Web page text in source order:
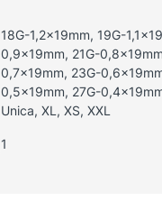
18G-1,2x19mm, 19G-
0,9x19mm, 21G-
0,7x19mm, 23G-
0,5x19mm, 27G-
Unica, XL, XS, XXL
1